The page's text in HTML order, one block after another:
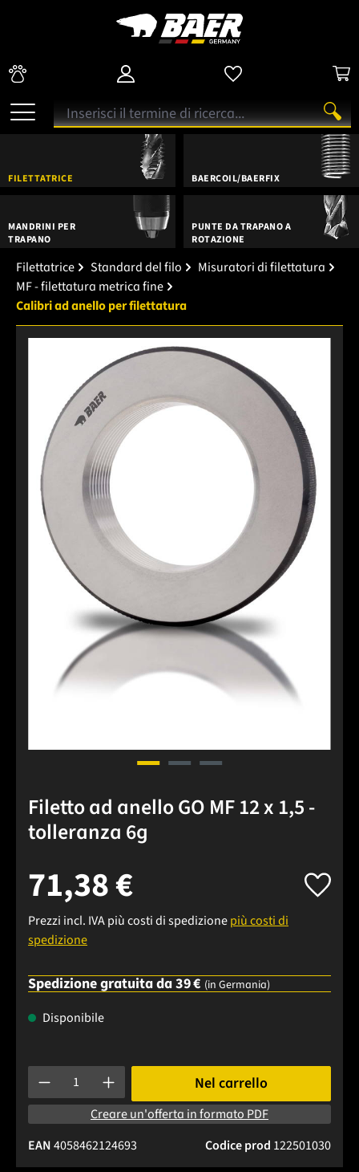
FILETTATRICE BAERCOIL/BAERFIX
MANDRINI PER
TRAPANO
PUNTE DA TRAPANO A
ROTAZIONE
Filettatrice Standard del filo
Misuratori di filettatura
MF - filettatura metrica fine
Calibri ad anello per filettatura
Salta la galleria di immagini
Filetto ad anello GO MF 12 x 1,5 -
tolleranza 6g
71,38 €
Prezzi incl. IVA più costi di spedizionepiù costi di
spedizione
Spedizione gratuita da 39 € (in Germania)
Disponibile
Quantità del prodotto: inserisci la quantità desiderata o
Nel carrello
Creare un'offerta in formato PDF
Codice prod 122501030
EAN4058462124693